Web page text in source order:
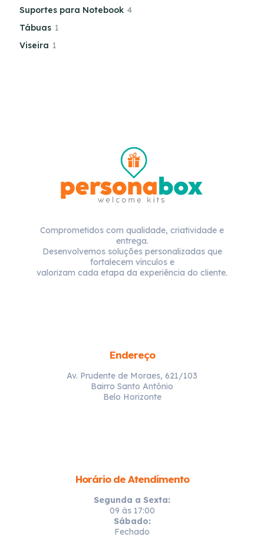
Suportes para Notebook 4
Tábuas 1
Viseira 1
Comprometidos com qualidade, criatividade e
entrega.
Desenvolvemos soluções personalizadas que
fortalecem vínculos e
valorizam cada etapa da experiência do cliente.
Endereço
Av. Prudente de Moraes, 621/103
Bairro Santo Antônio
Belo Horizonte
Horário de Atendimento
Segunda a Sexta:
09 ás 17:00
Sábado:
Fechado